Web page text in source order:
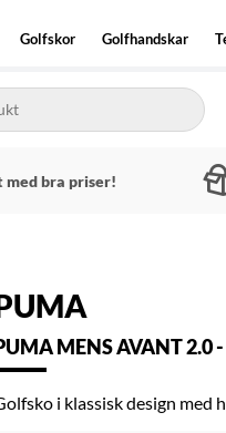
Golfskor Golfhandskar
bra priser!
MENS AVANT 2.0
i klassisk design med